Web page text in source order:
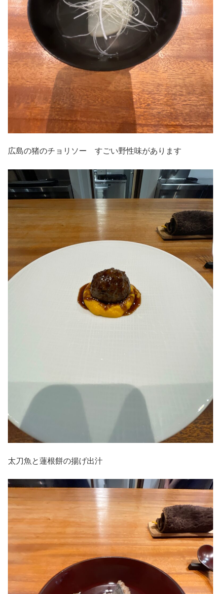
広島の猪のチョリソー すごい野性味があります
太刀魚と蓮根餅の揚げ出汁